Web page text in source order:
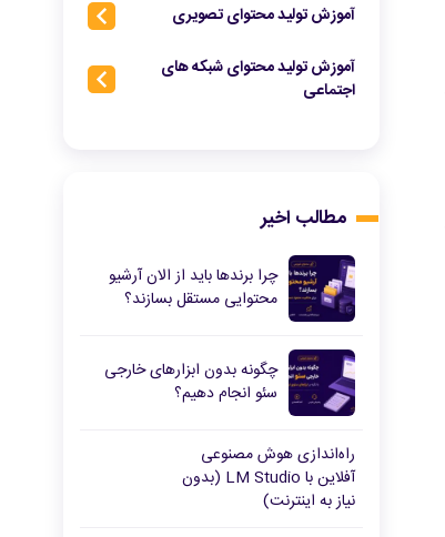
آموزش تولید محتوای تصویری
آموزش تولید محتوای شبکه‌ های
اجتماعی
مطالب اخیر
چرا برندها باید از الان آرشیو
محتوایی مستقل بسازند؟
چگونه بدون ابزارهای خارجی
سئو انجام دهیم؟
راه‌اندازی هوش مصنوعی
آفلاین با LM Studio (بدون
نیاز به اینترنت)